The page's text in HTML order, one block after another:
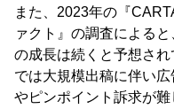
また、2023年の『
ァクト』の調査による
の成長は続くと予想さ
では大規模出稿に伴い
やピンポイント訴求が